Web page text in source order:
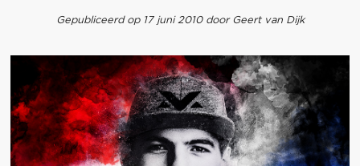
Gepubliceerd op 17 juni 2010 door Geert van Dijk